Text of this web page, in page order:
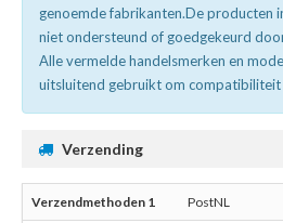
genoemde fabrikanten.De producten
niet ondersteund of goedgekeurd
Alle vermelde handelsmerken en
uitsluitend gebruikt om compatibiliteit
Verzending
PostNL